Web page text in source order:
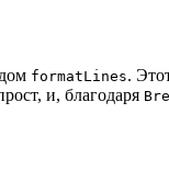
formatLines.
и, благодаря